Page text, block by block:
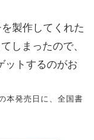
製作してくれた
しまったので、
ットするのがお
本発売日に、全国書